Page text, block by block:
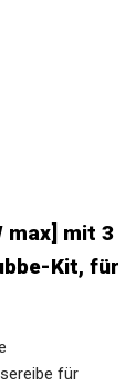
max] mit 3
Kit, für
für